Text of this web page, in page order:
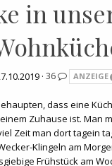
in
· 36 ANZEIGE
dass eine
Zuhause ist. Man
Zeit man dort tagein
Klingeln am
Frühstück am